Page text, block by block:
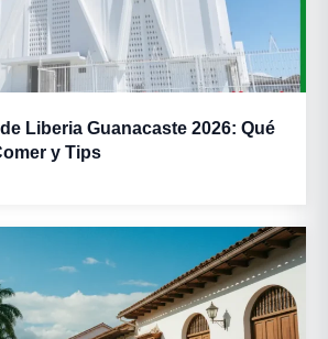
Liberia Guanacaste 2026: Qué
y Tips